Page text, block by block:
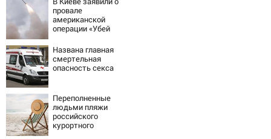
провале
американской
операции «Убей
России
Названа главная
смертельная
опасность секса
Переполненные
людьми пляжи
российского
курортного